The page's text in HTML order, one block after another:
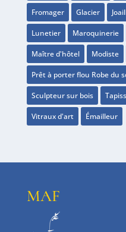
Fromager Glacier
Lunetier Maroquinerie
Maître d'hôtel Modiste
Prêt à porter flou Robe du
Sculpteur sur bois
Vitraux d'art Émailleur
MAF